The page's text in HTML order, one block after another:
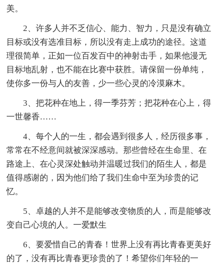
美。
2、许多人并不乏信心、能力、智力，只是没有确立
目标或没有选准目标，所以没有走上成功的途径。这道
理很简单，正如一位百发百中的神射击手，如果他漫无
目标地乱射，也不能在比赛中获胜。请保留一份单纯，
使你多一份与人的友善，少一些心灵的冷漠麻木。
3、把花种在地上，得一季芬芳；把花种在心上，得
一世馨香……
4、每个人的一生，都会遇到很多人，经历很多事，
常常在不经意间就被深深感动。那些曾经在生命里、在
路途上、在心灵深处触动并温暖过我们的陌生人，都是
值得感谢的，因为他们给了我们生命中至为珍贵的记
忆。
5、卓越的人并不是能够改变物质的人，而是能够改
变自己心境的人。一爱默生
6、要爱惜自己的青春！世界上没有再比青春更美好
的了，没有再比青春更珍贵的了！希望你们年轻的一